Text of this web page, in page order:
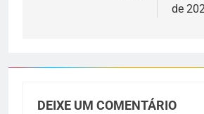
de
DEIXE UM COMENTÁRIO